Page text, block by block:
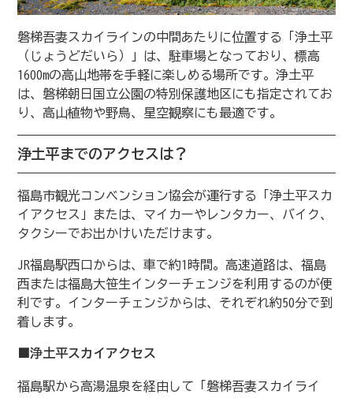
磐梯吾妻スカイラインの中間あたりに位置する「浄土平
（じょうどだいら）」は、駐車場となっており、標高
1600mの高山地帯を手軽に楽しめる場所です。浄土平
は、磐梯朝日国立公園の特別保護地区にも指定されてお
り、高山植物や野鳥、星空観察にも最適です。
浄土平までのアクセスは？
福島市観光コンベンション協会が運行する「浄土平スカ
イアクセス」または、マイカーやレンタカー、バイク、
タクシーでお出かけいただけます。
JR福島駅西口からは、車で約1時間。高速道路は、福島
西または福島大笹生インターチェンジを利用するのが便
利です。インターチェンジからは、それぞれ約50分で到
着します。
■浄土平スカイアクセス
福島駅から高湯温泉を経由して「磐梯吾妻スカイライ